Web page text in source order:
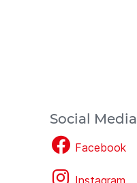
Social Media
Facebook
Instagram